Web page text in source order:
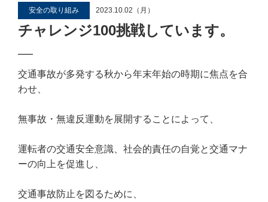
安全の取り組み 2023.10.02（月）
チャレンジ100挑戦しています。
交通事故が多発する秋から年末年始の時期に焦点を合
わせ、
無事故・無違反運動を展開することによって、
運転者の交通安全意識、社会的責任の自覚と交通マナ
ーの向上を促進し、
交通事故防止を図るために、